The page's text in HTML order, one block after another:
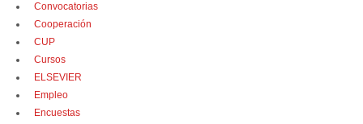
Convocatorias
Cooperación
CUP
Cursos
ELSEVIER
Empleo
Encuestas